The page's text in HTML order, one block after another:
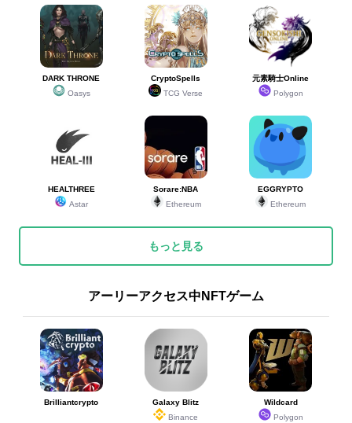
DARK THRONE
Oasys
CryptoSpells
TCG Verse
元素騎士Online
Polygon
HEALTHREE
Astar
Sorare:NBA
Ethereum
EGGRYPTO
Ethereum
もっと見る
アーリーアクセス中NFTゲーム
Brilliantcrypto
Galaxy Blitz
Binance
Wildcard
Polygon